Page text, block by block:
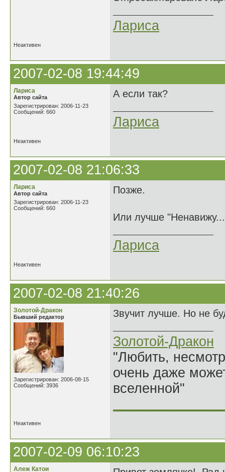
Лариса
Неактивен
2007-02-08 19:44:49
Лариса
Автор сайта
Зарегистрирован: 2006-11-23
Сообщений: 660
А если так?
Лариса
Неактивен
2007-02-08 21:06:33
Лариса
Автор сайта
Зарегистрирован: 2006-11-23
Сообщений: 660
Позже.
Или лучше
Лариса
Неактивен
2007-02-08 21:40:26
Золотой-Дракон
Бывший редактор
Зарегистрирован: 2006-08-15
Сообщений: 3936
Звучит лучше. Но не
Золотой-Дракон
"Любить,
очень даже
вселенной"
Неактивен
2007-02-09 06:10:23
Алеж Катои